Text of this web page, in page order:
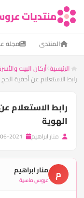
منتديات
المنتدى مجلة
الرئيسية أركان البيت
رابط الاستعلام عن أحقية
رابط الاستعلام
الهوية
منار ابراهيم
م منار ابراهيم
عروس ماسية